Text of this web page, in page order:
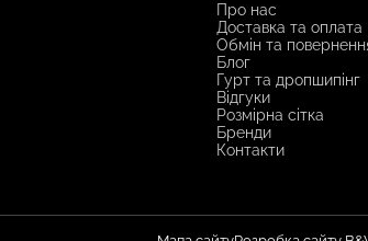
Про нас
Доставка та оплата
Обмін та
Блог
Гурт та дропшипінг
Відгуки
Розмірна сітка
Бренди
Контакти